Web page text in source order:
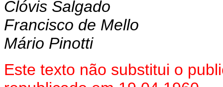
Clóvis Salgado
Francisco de Mello
Mário Pinotti
Este texto não substitui o